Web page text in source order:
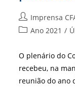
Autor
do
Imprensa
Categoria
post:
Ano 2021 /
O plenário do
recebeu, na
reunião do ano